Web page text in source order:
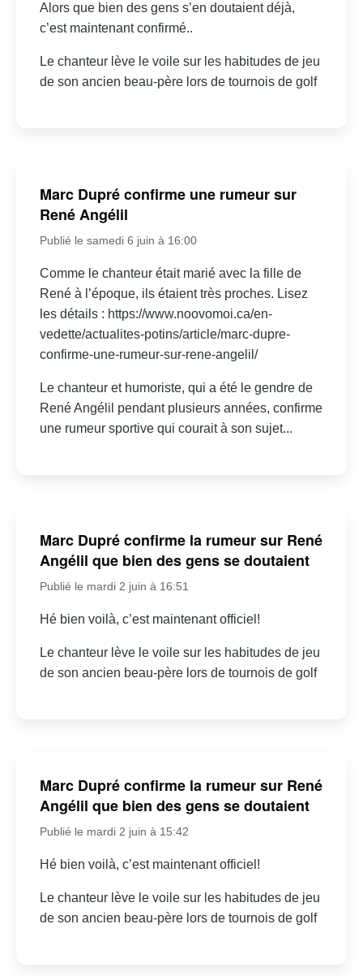
Alors que bien des gens s’en doutaient déjà,
c’est maintenant confirmé..
Le chanteur lève le voile sur les habitudes de jeu
de son ancien beau-père lors de tournois de golf
Marc Dupré confirme une rumeur sur
René Angélil
Publié le samedi 6 juin à 16:00
Comme le chanteur était marié avec la fille de
René à l’époque, ils étaient très proches. Lisez
les détails : https://www.noovomoi.ca/en-
vedette/actualites-potins/article/marc-dupre-
confirme-une-rumeur-sur-rene-angelil/
Le chanteur et humoriste, qui a été le gendre de
René Angélil pendant plusieurs années, confirme
une rumeur sportive qui courait à son sujet...
Marc Dupré confirme la rumeur sur René
Angélil que bien des gens se doutaient
Publié le mardi 2 juin à 16:51
Hé bien voilà, c’est maintenant officiel!
Le chanteur lève le voile sur les habitudes de jeu
de son ancien beau-père lors de tournois de golf
Marc Dupré confirme la rumeur sur René
Angélil que bien des gens se doutaient
Publié le mardi 2 juin à 15:42
Hé bien voilà, c’est maintenant officiel!
Le chanteur lève le voile sur les habitudes de jeu
de son ancien beau-père lors de tournois de golf